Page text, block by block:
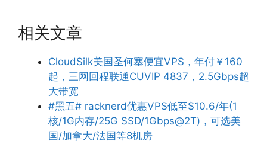
相关文章
CloudSilk美国圣何塞便宜VPS，年付￥160
起，三网回程联通CUVIP 4837，2.5Gbps超
大带宽
#黑五# racknerd优惠VPS低至$10.6/年(1
核/1G内存/25G SSD/1Gbps@2T)，可选美
国/加拿大/法国等8机房